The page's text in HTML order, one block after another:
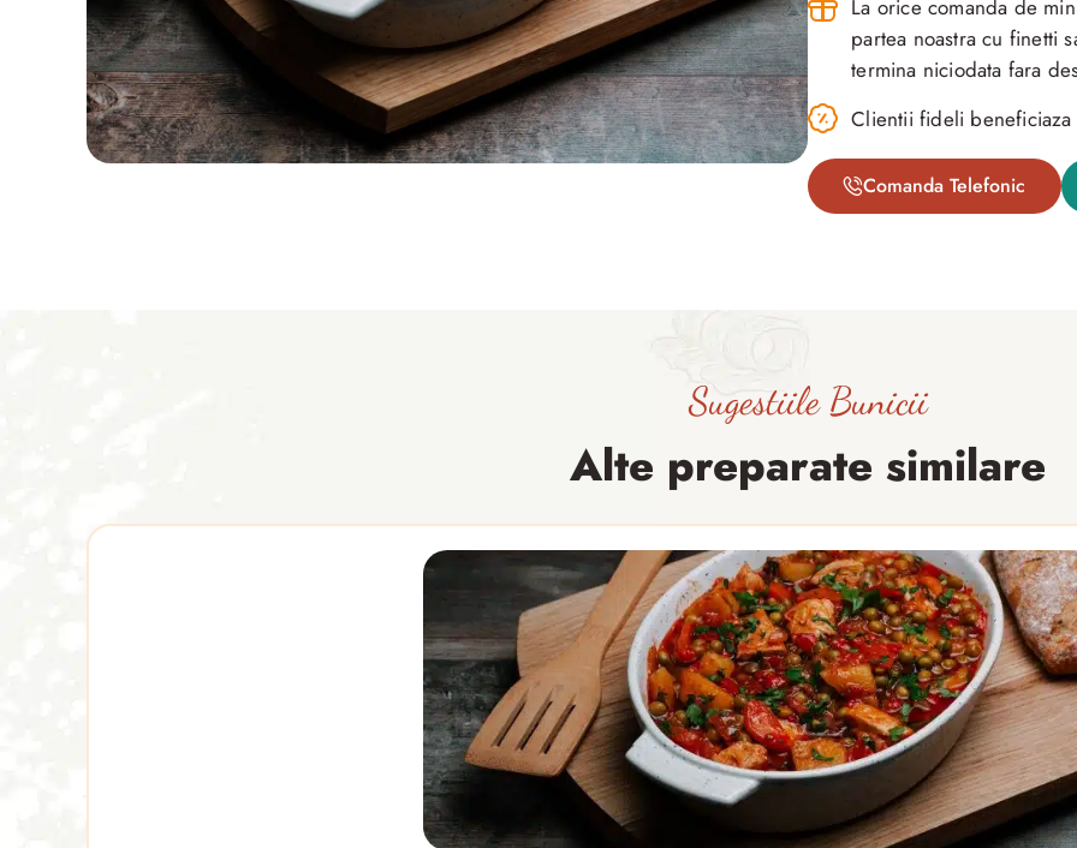
La orice comanda de
partea noastra cu finetti
termina niciodata fara
Clientii fideli
Comanda Telefonic
Sugestiile Bunicii
Alte preparate similare